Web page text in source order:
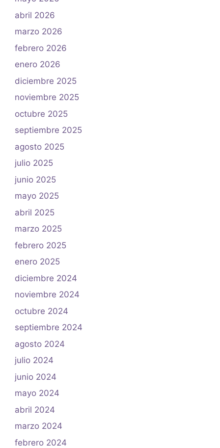
abril 2026
marzo 2026
febrero 2026
enero 2026
diciembre 2025
noviembre 2025
octubre 2025
septiembre 2025
agosto 2025
julio 2025
junio 2025
mayo 2025
abril 2025
marzo 2025
febrero 2025
enero 2025
diciembre 2024
noviembre 2024
octubre 2024
septiembre 2024
agosto 2024
julio 2024
junio 2024
mayo 2024
abril 2024
marzo 2024
febrero 2024